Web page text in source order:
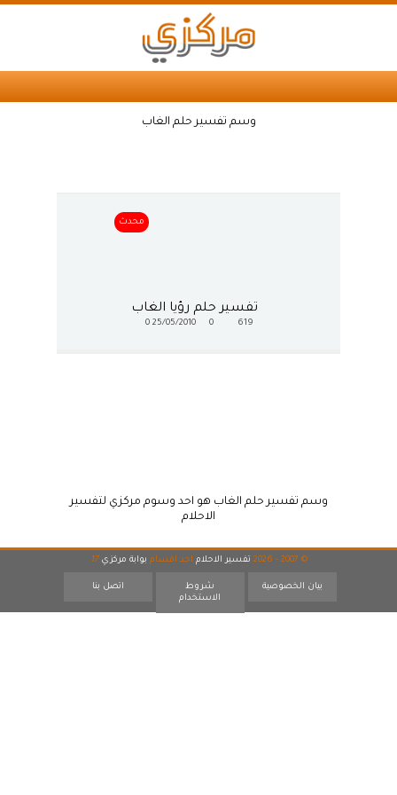
وسم تفسير حلم الغاب
محدث
تفسير حلم رؤيا الغاب
619
25/05/2010
0
وسم تفسير حلم الغاب هو احد وسوم مركزي لتفسير
الاحلام
© 2007 - 2026 تفسير الاحلام احد اقسام بوابة مركزي 17
بيان الخصوصية
شروط
الاستخدام
اتصل بنا